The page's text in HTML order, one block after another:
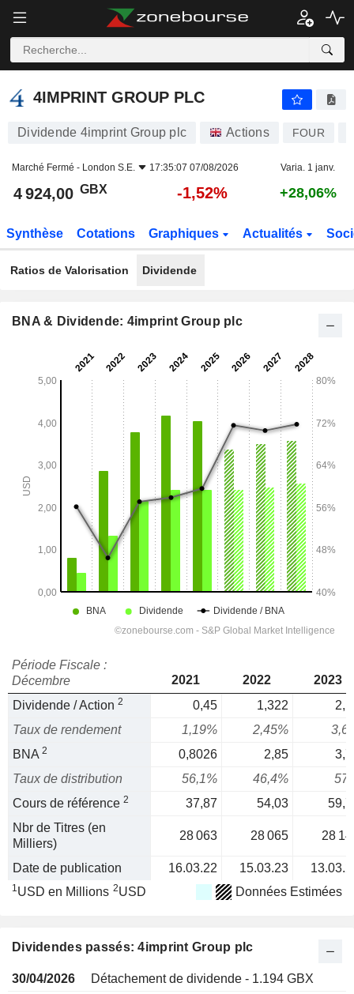
4IMPRINT GROUP PLC
4IMPRINT GROUP PLC
Dividende 4imprint Group plc Actions FOUR
Marché Fermé - London S.E. 17:35:07 07/08/2026 Varia. 1 janv.
4 924,00 GBX -1,52% +28,06%
Synthèse Cotations Graphiques Actualités
Ratios de Valorisation Dividende
BNA & Dividende: 4imprint Group plc
Période Fiscale :
Décembre
2021 2022
2023
Dividende / Action 2 0,45 1,322
Taux de rendement
1,19% 2,45%
BNA 2 0,8026 2,85
Taux de distribution
56,1% 46,4%
Cours de référence 2 37,87 54,03
Nbr de Titres (en
Milliers)
28 063 28 065 28
Date de publication 16.03.22 15.03.23
1USD en Millions 2USD Données Estimées
Dividendes passés: 4imprint Group plc
30/04/2026
Détachement de dividende - 1.194 GBX